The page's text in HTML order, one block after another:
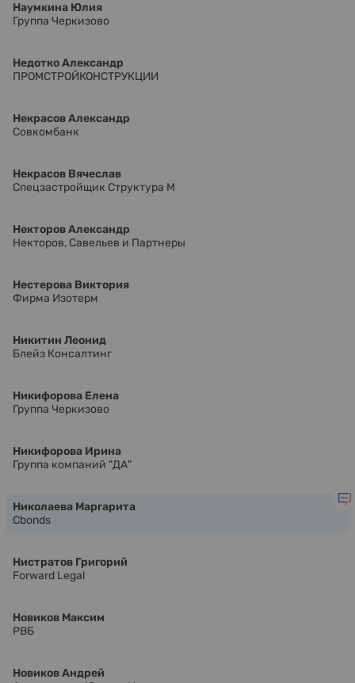
Наумкина Юлия
Группа Черкизово
Недотко Александр
ПРОМСТРОЙКОНСТРУКЦИИ
Некрасов Александр
Совкомбанк
Некрасов Вячеслав
Спецзастройщик Структура М
Некторов Александр
Некторов, Савельев и Партнеры
Нестерова Виктория
Фирма Изотерм
Никитин Леонид
Блейз Консалтинг
Никифорова Елена
Группа Черкизово
Никифорова Ирина
Группа компаний "ДА"
Николаева Маргарита
Cbonds
Нистратов Григорий
Forward Legal
Новиков Максим
РВБ
Новиков Андрей